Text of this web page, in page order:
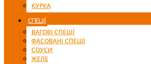
КУРКА
СПЕЦІЇ
ВАГОВІ СПЕЦІЇ
ФАСОВАНІ СПЕЦІЇ
СОУСИ
ЖЕЛЕ